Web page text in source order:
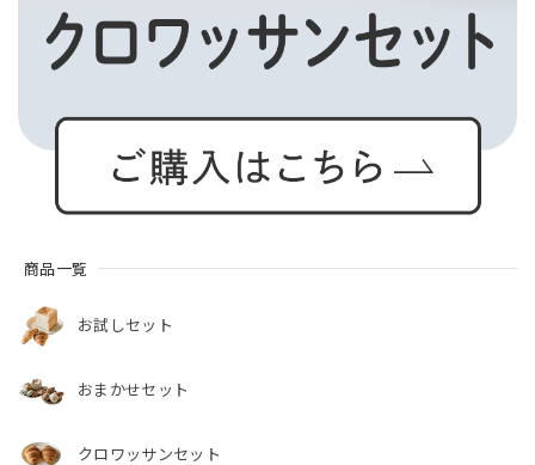
商品一覧
お試しセット
おまかせセット
クロワッサンセット